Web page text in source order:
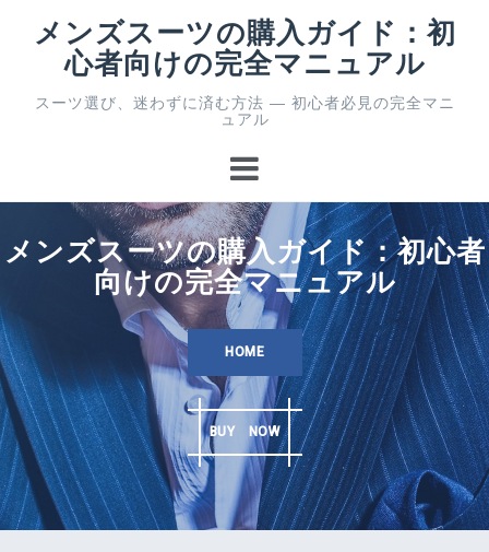
ッ
メンズスーツの購入ガイド：初
心者向けの完全マニュアル
スーツ選び、迷わずに済む方法 ― 初心者必見の完全マニ
ュアル
メンズスーツの購入ガイド：初心者
向けの完全マニュアル
HOME
BUY NOW